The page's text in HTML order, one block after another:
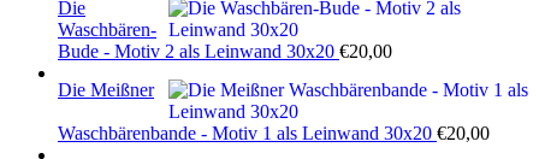
Die
Waschbären-
Bude - Motiv 2 als Leinwand 30x20 €20,00
Die Meißner
Waschbärenbande - Motiv 1 als Leinwand 30x20 €20,00